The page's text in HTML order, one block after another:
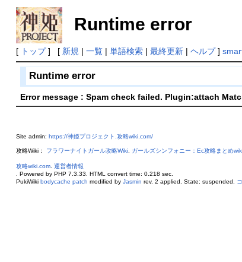
Runtime error
[ トップ] [ 新規 | 一覧| 単語検索| 最終更新| ヘルプ]
Runtime error
Error message : Spam check failed. Plugin:attach
Site admin: https://神姫プロジェクト.攻略wiki.com/
攻略Wiki： フラワーナイトガール攻略Wiki. ガールズシンフォニー：Ec攻略まとめ
攻略wiki.com. 運営者情報
. Powered by PHP 7.3.33. HTML convert time: 0.218 sec.
PukiWiki bodycache patch modified by Jasmin rev. 2 applied. State: suspended.